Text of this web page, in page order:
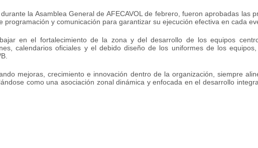
la Asamblea General de AFECAVOL de febrero, fueron aprobadas las
y comunicación para garantizar su ejecución efectiva en cada
en el fortalecimiento de la zona y del desarrollo de los equipos
calendarios oficiales y el debido diseño de los uniformes de los
mejoras, crecimiento e innovación dentro de la organización, siempre
como una asociación zonal dinámica y enfocada en el desarrollo